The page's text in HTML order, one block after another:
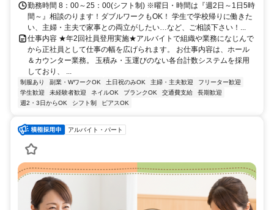
勤務時間 8：00～25：00(シフト制) ※曜日・時間は『週2日～1日5時
間～』相談のります！ダブルワークもOK！ 学生で学校帰りに働きた
い、主婦・主夫で家事との両立がしたい…など、ご相談下さい！...
仕事内容 ★年2回社員登用実施★アルバイトで組織や業務になじんで
から正社員として仕事の幅を広げられます。 お仕事内容は、ホール
＆カウンター業務。 玉積み・玉運びのない各台計数システムを採用
しており、 ...
制服あり 副業・WワークOK 土日祝のみOK 主婦・主夫歓迎
フリーター歓迎
学生歓迎
未経験者歓迎 ネイルOK ブランクOK 交通費支給
長期歓迎
週2・3日からOK
シフト制 ピアスOK
アルバイト・パート